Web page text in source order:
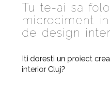
Tu te-ai sa
microciment
de design
Iti doresti un proiect
interiorCluj?